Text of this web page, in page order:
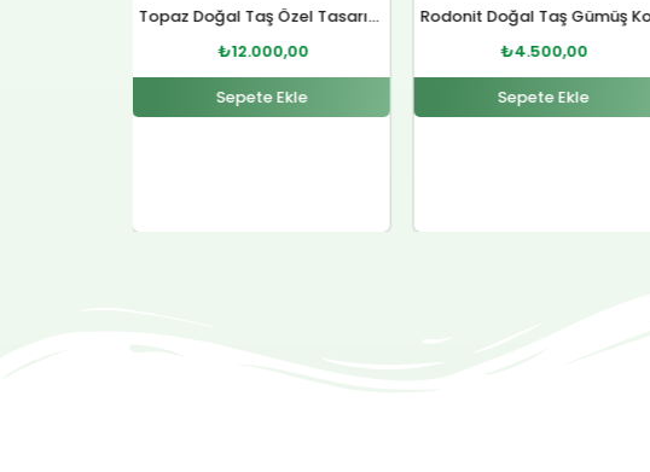
Rodonit Doğal Taş Gümüş Kolye
₺4.500,00
Sepete Ekle
Sitrin Doğal Taş Özel Tasarım Gümüş Kolye
₺12.000,00
Sepete Ekle